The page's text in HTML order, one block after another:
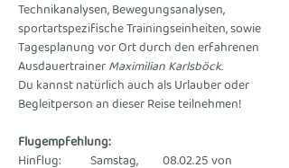
Technikanalysen, Bewegungsanalysen,
sportartspezifische Trainingseinheiten, sowie
Tagesplanung vor Ort durch den erfahrenen
Ausdauertrainer Maximilian Karlsböck.
Du kannst natürlich auch als Urlauber oder
Begleitperson an dieser Reise teilnehmen!
Flugempfehlung:
Hinflug:	Samstag, 	08.02.25 von